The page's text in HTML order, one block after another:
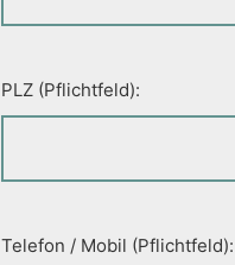
PLZ (Pflichtfeld):
Telefon / Mobil (Pflichtfeld):